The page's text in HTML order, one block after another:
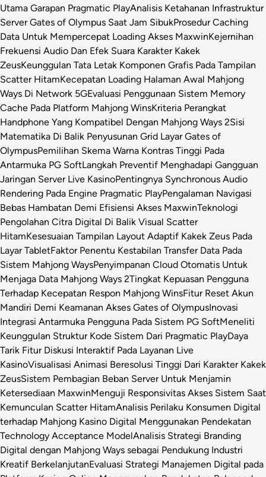
Utama Garapan Pragmatic PlayAnalisis Ketahanan Infrastruktur
Server Gates of Olympus Saat Jam SibukProsedur Caching
Data Untuk Mempercepat Loading Akses MaxwinKejernihan
Frekuensi Audio Dan Efek Suara Karakter Kakek
ZeusKeunggulan Tata Letak Komponen Grafis Pada Tampilan
Scatter HitamKecepatan Loading Halaman Awal Mahjong
Ways Di Network 5GEvaluasi Penggunaan Sistem Memory
Cache Pada Platform Mahjong WinsKriteria Perangkat
Handphone Yang Kompatibel Dengan Mahjong Ways 2Sisi
Matematika Di Balik Penyusunan Grid Layar Gates of
OlympusPemilihan Skema Warna Kontras Tinggi Pada
Antarmuka PG SoftLangkah Preventif Menghadapi Gangguan
Jaringan Server Live KasinoPentingnya Synchronous Audio
Rendering Pada Engine Pragmatic PlayPengalaman Navigasi
Bebas Hambatan Demi Efisiensi Akses MaxwinTeknologi
Pengolahan Citra Digital Di Balik Visual Scatter
HitamKesesuaian Tampilan Layout Adaptif Kakek Zeus Pada
Layar TabletFaktor Penentu Kestabilan Transfer Data Pada
Sistem Mahjong WaysPenyimpanan Cloud Otomatis Untuk
Menjaga Data Mahjong Ways 2Tingkat Kepuasan Pengguna
Terhadap Kecepatan Respon Mahjong WinsFitur Reset Akun
Mandiri Demi Keamanan Akses Gates of OlympusInovasi
Integrasi Antarmuka Pengguna Pada Sistem PG SoftMeneliti
Keunggulan Struktur Kode Sistem Dari Pragmatic PlayDaya
Tarik Fitur Diskusi Interaktif Pada Layanan Live
KasinoVisualisasi Animasi Beresolusi Tinggi Dari Karakter Kakek
ZeusSistem Pembagian Beban Server Untuk Menjamin
Ketersediaan MaxwinMenguji Responsivitas Akses Sistem Saat
Kemunculan Scatter HitamAnalisis Perilaku Konsumen Digital
terhadap Mahjong Kasino Digital Menggunakan Pendekatan
Technology Acceptance ModelAnalisis Strategi Branding
Digital dengan Mahjong Ways sebagai Pendukung Industri
Kreatif BerkelanjutanEvaluasi Strategi Manajemen Digital pada